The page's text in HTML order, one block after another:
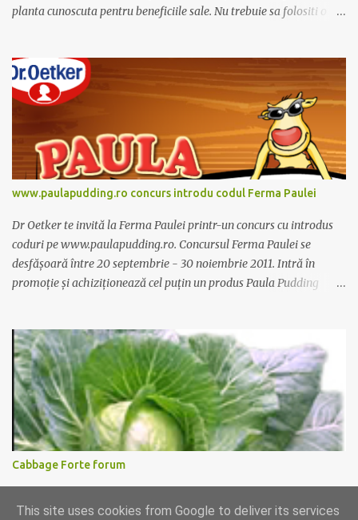
planta cunoscuta pentru beneficiile sale. Nu trebuie sa folositi o
www.paulapudding.ro concurs introdu codul Ferma Paulei
Dr Oetker te invită la Ferma Paulei printr-un concurs cu introdus
coduri pe www.paulapudding.ro. Concursul Ferma Paulei se
desfășoară între 20 septembrie - 30 noiembrie 2011. Intră în
promoție și achiziționează cel puțin un produs Paula Pudding
concurs Ferma Paulei. Poți căștiga zilnic truse de grădinărit,
săptămânal tractorașul fermierului sau premiul cel mare o
excursie la o super-fermă din Anglia. Mai multe coduri, mai multe
șanse de câștig. Câștigători si regulament pe
www.paulapudding.ro.
Cabbage Forte forum
de-a mea disperata dupa leacuri de slabit functionabile a incercat
This site uses cookies from Google to deliver its services